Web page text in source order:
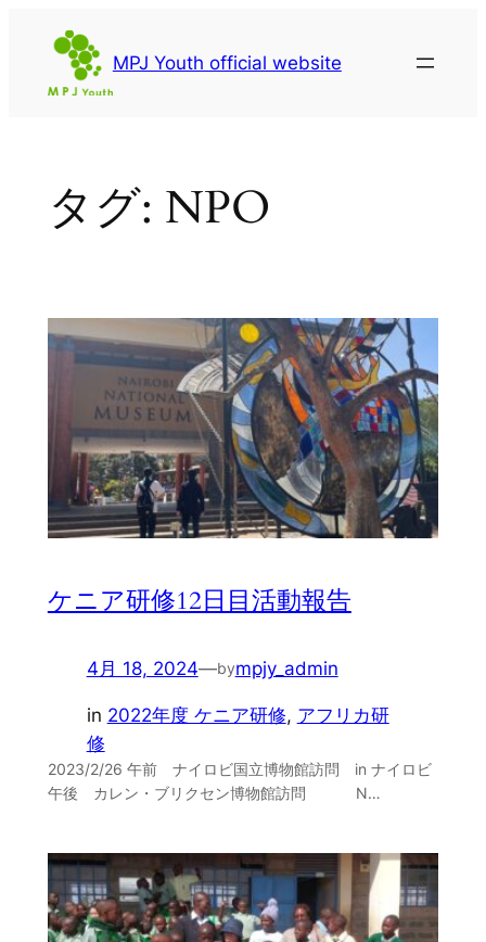
MPJ Youth official website
タグ: NPO
ケニア研修12日目活動報告
4月 18, 2024—bympjy_admin
in 2022年度 ケニア研修, アフリカ研
修
2023/2/26 午前 ナイロビ国立博物館訪問 in ナイロビ
午後 カレン・ブリクセン博物館訪問 N…